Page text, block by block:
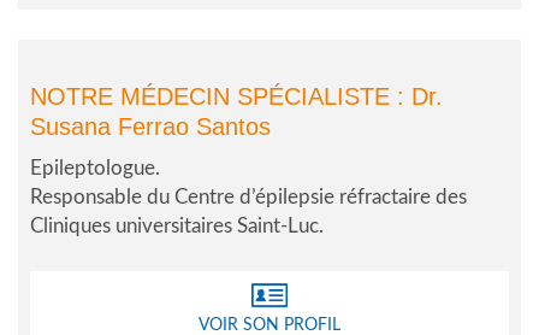
NOTRE MÉDECIN SPÉCIALISTE : Dr.
Susana Ferrao Santos
Epileptologue.
Responsable du Centre d’épilepsie réfractaire des
Cliniques universitaires Saint-Luc.
VOIR SON PROFIL